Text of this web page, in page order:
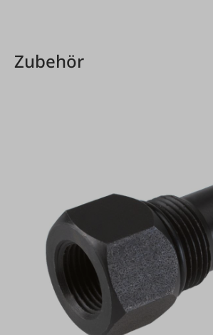
Produktgalerie überspringen
Zubehör